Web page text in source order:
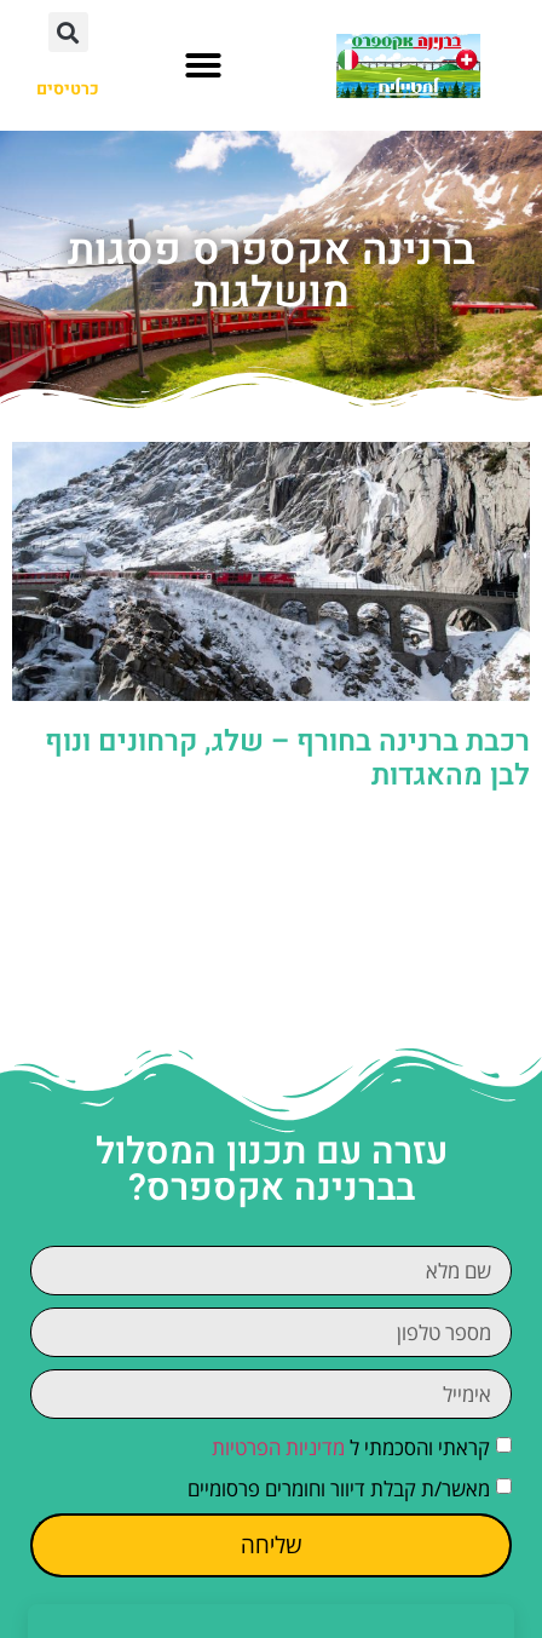
כרטיסים
ברנינה אקספרס פסגות
מושלגות
רכבת ברנינה בחורף – שלג, קרחונים ונוף
לבן מהאגדות
עזרה עם תכנון המסלול
בברנינה אקספרס?
קראתי והסכמתי ל מדיניות הפרטיות
מאשר/ת קבלת דיוור וחומרים פרסומיים
שליחה